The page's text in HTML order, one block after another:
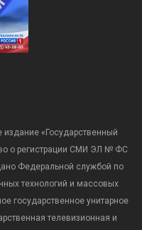
«Государственный
о регистрации СМИ ЭЛ № ФС
Федеральной службой по
технологий и массовых
государственное унитарное
телевизионная и